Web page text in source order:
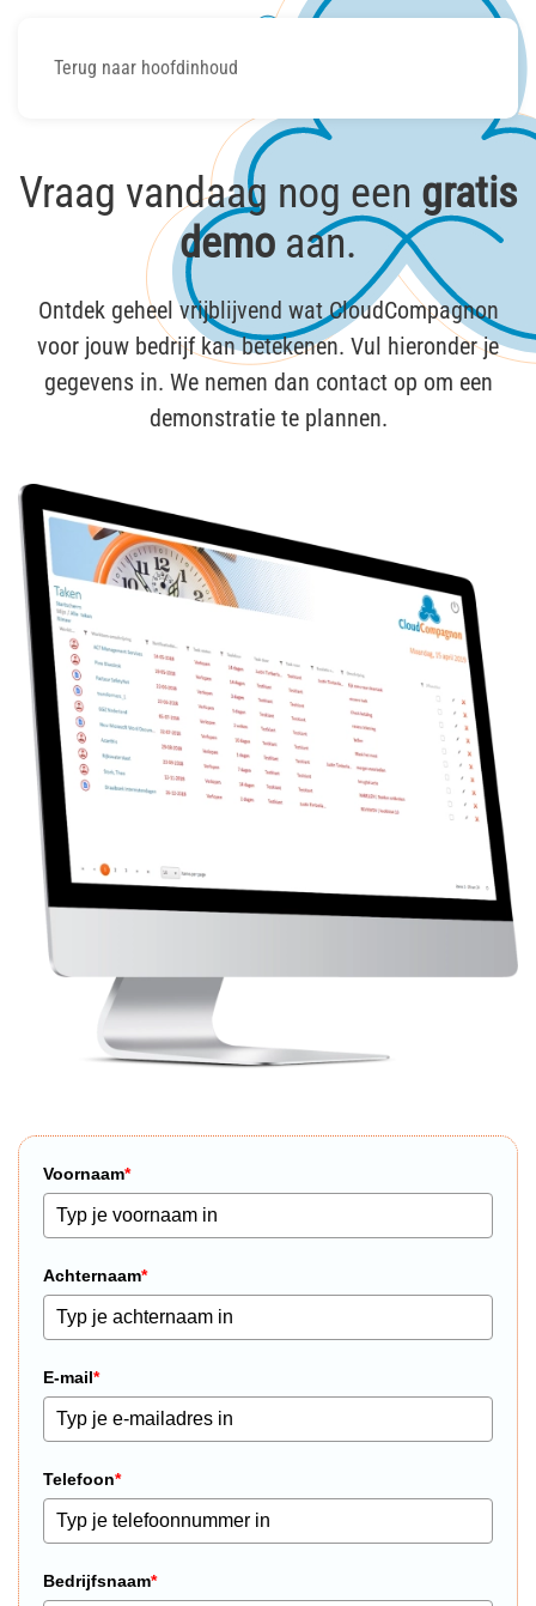
Terug naar hoofdinhoud
Vraag vandaag nog een gratis
demoaan.
Ontdek geheel vrijblijvend wat CloudCompagnon
voor jouw bedrijf kan betekenen. Vul hieronder je
gegevens in. We nemen dan contact op om een
demonstratie te plannen.
Voornaam*
Achternaam*
E-mail*
Telefoon*
Bedrijfsnaam*